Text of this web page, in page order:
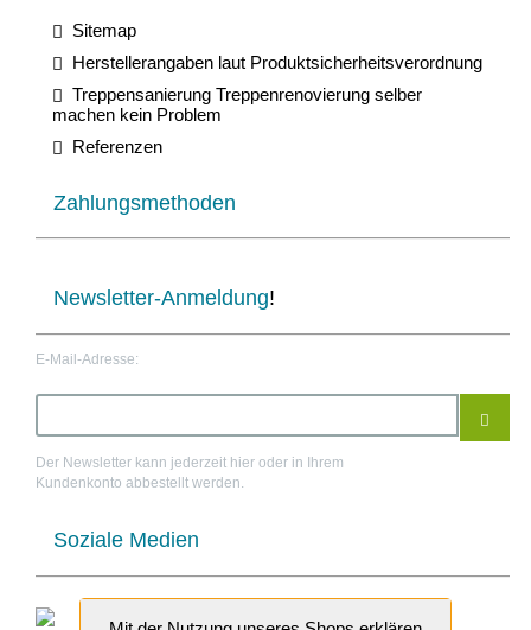
Sitemap
Herstellerangaben laut Produktsicherheitsverordnung
Treppensanierung Treppenrenovierung selber
machen kein Problem
Referenzen
Zahlungsmethoden
Newsletter-Anmeldung!
E-Mail-Adresse:
Der Newsletter kann jederzeit hier oder in Ihrem
Kundenkonto abbestellt werden.
Soziale Medien